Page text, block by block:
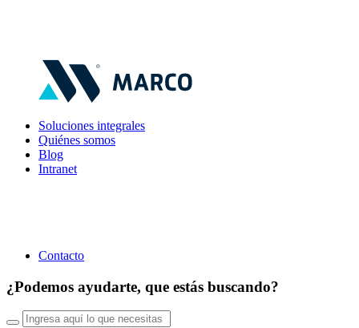
Soluciones integrales
Quiénes somos
Blog
Intranet
Contacto
¿Podemos ayudarte, que estás buscando?